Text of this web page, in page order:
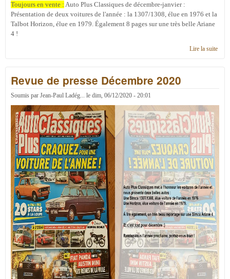
Toujours en vente : Auto Plus Classiques de décembre-janvier :
Présentation de deux voitures de l'année : la 1307/1308, élue en 1976 et la
Talbot Horizon, élue en 1979. Également 8 pages sur une très belle Ariane
4 !
Lire la suitede
Revue de presse Décembre 2020
Soumis par Jean-Paul Ladég... le dim, 06/12/2020 - 20:01